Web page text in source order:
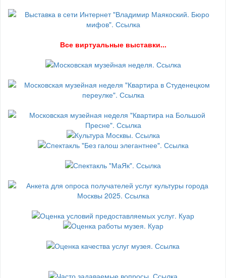
Все виртуальные выставки...